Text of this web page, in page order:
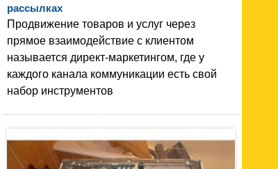
рассылках
Продвижение товаров и услуг через
прямое взаимодействие с клиентом
называется директ-маркетингом, где у
каждого канала коммуникации есть свой
набор инструментов